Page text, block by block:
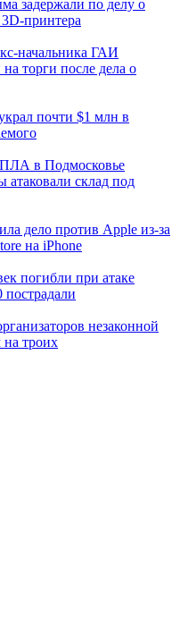
задержали по делу о
начальника ГАИ
торги после дела о
почти $1 млн в
в Подмосковье
атаковали склад под
дело против Apple из-за
на iPhone
погибли при атаке
незаконной
троих